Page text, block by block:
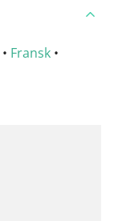
• Fransk •